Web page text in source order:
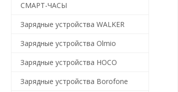
СМАРТ-ЧАСЫ
Зарядные устройства WALKER
Зарядные устройства Olmio
Зарядные устройства HOCO
Зарядные устройства Borofone